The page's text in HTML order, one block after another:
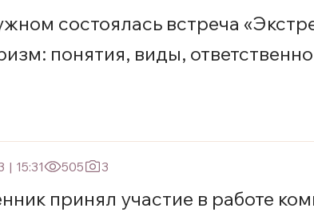
состоялась встреча
понятия, виды,
| 15:31 505 3
принял участие в работе